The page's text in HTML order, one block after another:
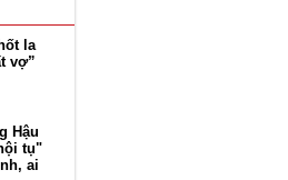
la
vợ”
Hậu
tụ"
ai